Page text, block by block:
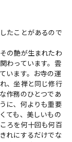
たことがあるので
の艶が生まれたわ
わっています。雲
います。お寺の運
、坐禅と同じ修行
作務のひとつであ
に、何よりも重要
ても、美しいもの
ろを何十回も何百
れにするだけでな